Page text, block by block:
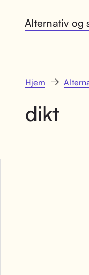
Alternativ og
Hjem
dikt